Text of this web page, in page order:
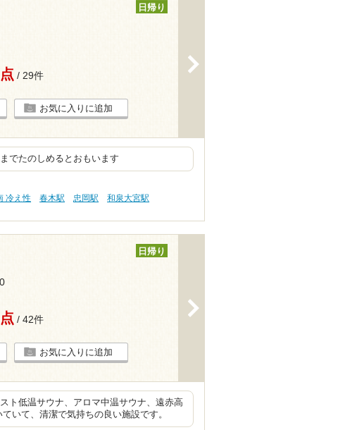
日帰り
/ 29件
お気に入りに追加
でたのしめるとおもいます
冷え性 春木駅 忠岡駅
和泉大宮駅
日帰り
/ 42件
お気に入りに追加
ト低温サウナ、アロマ中温サウナ、遠赤高
いて、清潔で気持ちの良い施設です。